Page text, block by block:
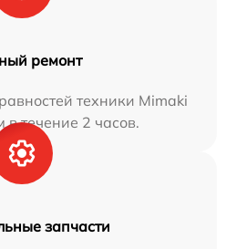
ремонт
техники Mimaki
в течение 2 часов.
запчасти